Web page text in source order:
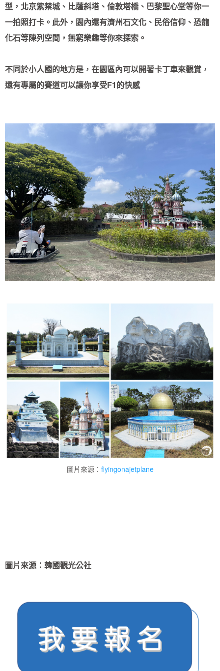
型，北京紫禁城、比薩斜塔、倫敦塔橋、巴黎聖心堂等你一
一拍照打卡。此外，園內還有濟州石文化、民俗信仰、恐龍
化石等陳列空間，無窮樂趣等你來探索。
不同於小人國的地方是，在園區內可以開著卡丁車來觀賞，
還有專屬的賽道可以讓你享受F1的快感
圖片來源： flyingonajetplane
圖片來源：韓國觀光公社